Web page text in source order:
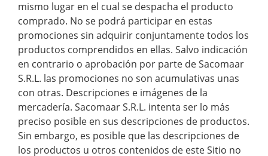
mismo lugar en el cual se despacha el producto
comprado. No se podrá participar en estas
promociones sin adquirir conjuntamente todos los
productos comprendidos en ellas. Salvo indicación
en contrario o aprobación por parte de Sacomaar
S.R.L. las promociones no son acumulativas unas
con otras. Descripciones e imágenes de la
mercadería. Sacomaar S.R.L. intenta ser lo más
preciso posible en sus descripciones de productos.
Sin embargo, es posible que las descripciones de
los productos u otros contenidos de este Sitio no